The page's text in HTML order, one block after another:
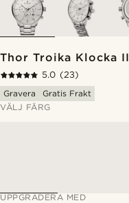
Thor Troika Klocka II
5.0 (23)
Gravera
Gratis Frakt
VÄLJ FÄRG
UPPGRADERA MED